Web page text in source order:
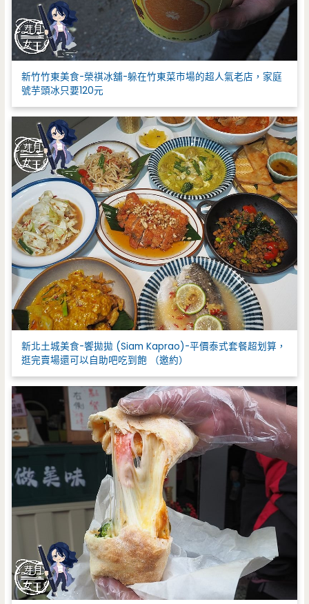
新竹竹東美食-榮祺冰舖-躲在竹東菜市場的超人氣老店，家庭
號芋頭冰只要120元
新北土城美食-饗拋拋 (Siam Kaprao)-平價泰式套餐超划算，
逛完賣場還可以自助吧吃到飽 （邀約）